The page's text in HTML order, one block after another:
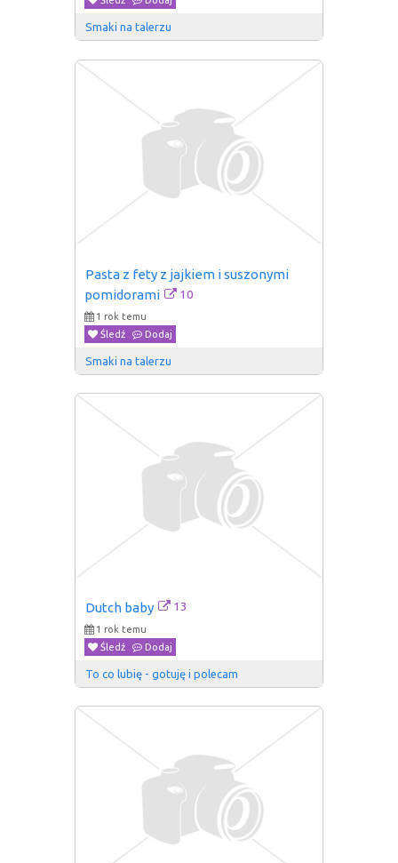
Smaki na talerzu
Pasta z fety z jajkiem i suszonymi
pomidorami
10
1 rok temu
Śledź
Dodaj
Smaki na talerzu
Dutch baby 13
1 rok temu
Śledź
Dodaj
To co lubię - gotuję i polecam